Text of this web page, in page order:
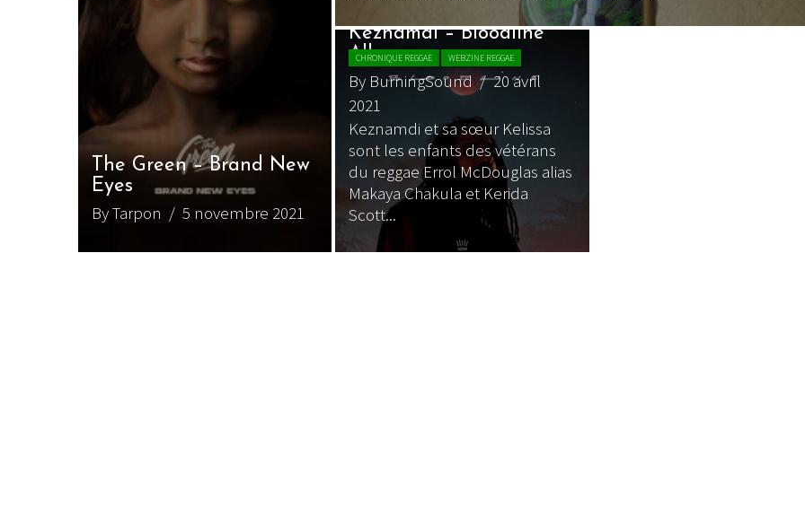
The Green – Brand New
Eyes
By Tarpon / 5 novembre 2021
CHRONIQUE REGGAE WEBZINE REGGAE
Keznamdi – Bloodline
Album
By BurningSound/ 20 avril
2021
Keznamdi et sa sœur Kelissa
sont les enfants des vétérans
du reggae Errol McDouglas alias
Makaya Chakula et Kerida
Scott...